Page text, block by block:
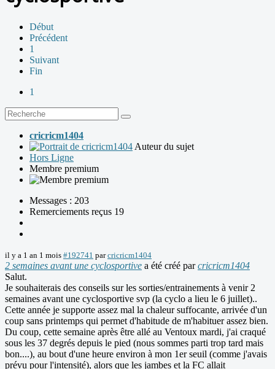
Début
Précédent
1
Suivant
Fin
1
cricricm1404
Auteur du sujet
Hors Ligne
Membre premium
Messages : 203
Remerciements reçus 19
il y a 1 an 1 mois #192741 parcricricm1404
2 semaines avant une cyclosportive a été créé parcricricm1404
Salut.
Je souhaiterais des conseils sur les sorties/entrainements à venir 2
semaines avant une cyclosportive svp (la cyclo a lieu le 6 juillet)..
Cette année je supporte assez mal la chaleur suffocante, arrivée d'un
coup sans printemps qui permet d'habitude de m'habituer assez bien.
Du coup, cette semaine après être allé au Ventoux mardi, j'ai craqué
sous les 37 degrés depuis le pied (nous sommes parti trop tard mais
bon....), au bout d'une heure environ à mon 1er seuil (comme j'avais
prévu pour l'intensité), alors que les jambes et la FC allait